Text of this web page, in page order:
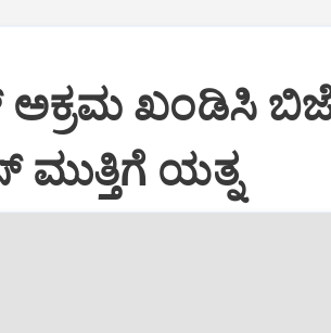
ಅಕ್ರಮ ಖಂಡಿಸಿ
ಮುತ್ತಿಗೆ ಯತ್ನ